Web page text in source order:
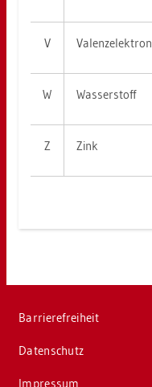
V Va­len­z­elek­tron
W Was­ser­stoff
Z Zink
Bar­rie­re­frei­heit
Da­ten­schutz
Im­pres­sum